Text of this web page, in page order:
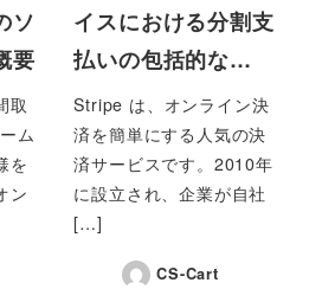
ソ
要
取
ム
を
ン
イスにおける分割支
払いの包括的な…
Stripe は、オンライン決
済を簡単にする人気の決
済サービスです。2010年
に設立され、企業が自社
[…]
CS-Cart